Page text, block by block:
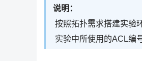
说明：
按照拓扑需求搭建实验
实验中所使用的ACL编